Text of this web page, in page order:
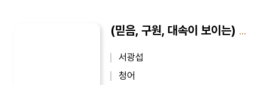
(믿음, 구원, 대속이 보이는) 마음의 내시경
서광섭
청어